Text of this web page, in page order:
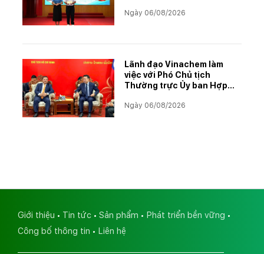
học tập xuất sắc năm học
Ngày 06/08/2026
Lãnh đạo Vinachem làm
việc với Phó Chủ tịch
Thường trực Ủy ban Hợp
đẩy triển khai Dự án Kali
Ngày 06/08/2026
Giới thiệu Tin tức Sản phẩm
Phát triển bền vững
Công bố thông tin
Liên hệ